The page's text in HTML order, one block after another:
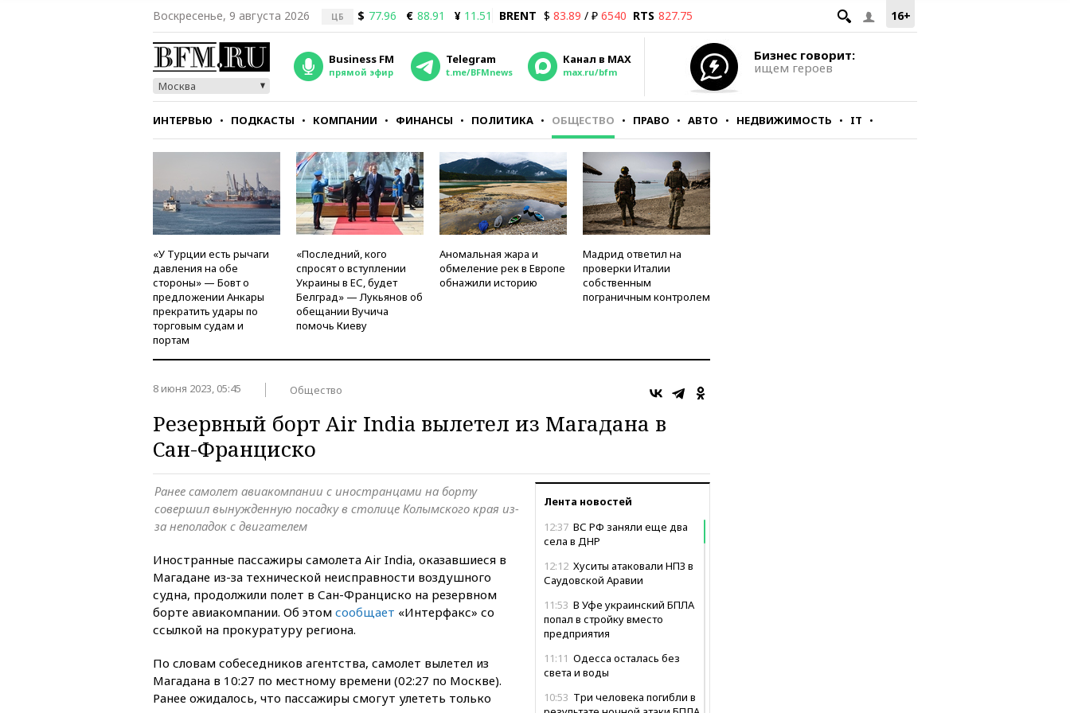
16+
Воскресенье, 9 августа 2026 ЦБ $ 77.96 € 88.91 ¥ 11.51 BRENT $ 83.89 / ₽ 6540 RTS 827.75
Москва
Business FM
прямой эфир
Telegram
t.me/BFMnews
Канал в MAX
max.ru/bfm
Бизнес говорит:
ищем героев
ИНТЕРВЬЮ ПОДКАСТЫ КОМПАНИИ ФИНАНСЫ ПОЛИТИКА ОБЩЕСТВО ПРАВО АВТО НЕДВИЖИМОСТЬ IT
СТИЛЬ ТЕСТЫ
«У Турции есть рычаги
давления на обе
стороны» — Бовт о
предложении Анкары
прекратить удары по
торговым судам и
портам
«Последний, кого
спросят о вступлении
Украины в ЕС, будет
Белград» — Лукьянов об
обещании Вучича
помочь Киеву
Аномальная жара и
обмеление рек в Европе
обнажили историю
Мадрид ответил на
проверки Италии
собственным
пограничным контролем
8 июня 2023, 05:45 Общество
Резервный борт Air India вылетел из Магадана в
Сан-Франциско
Лента новостей
12:37 ВС РФ заняли еще два
села в ДНР
12:12 Хуситы атаковали НПЗ в
Саудовской Аравии
11:53 В Уфе украинский БПЛА
попал в стройку вместо
предприятия
11:11 Одесса осталась без
света и воды
10:53 Три человека погибли в
Ранее самолет авиакомпании с иностранцами на борту
совершил вынужденную посадку в столице Колымского края из-
за неполадок с двигателем
Иностранные пассажиры самолета Air India, оказавшиеся в
Магадане из-за технической неисправности воздушного
судна, продолжили полет в Сан-Франциско на резервном
борте авиакомпании. Об этом сообщает «Интерфакс» со
ссылкой на прокуратуру региона.
По словам собеседников агентства, самолет вылетел из
Магадана в 10:27 по местному времени (02:27 по Москве).
Ранее ожидалось, что пассажиры смогут улететь только